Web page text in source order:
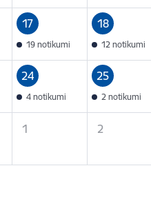
17
19 notikumi
18
12 notikumi
24
4 notikumi
25
2 notikumi
1 2